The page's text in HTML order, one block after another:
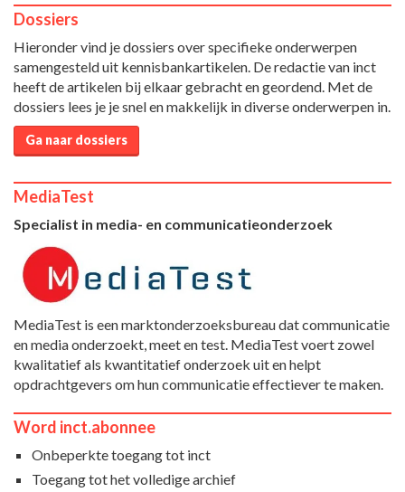
Dossiers
Hieronder vind je dossiers over specifieke onderwerpen
samengesteld uit kennisbankartikelen. De redactie van inct
heeft de artikelen bij elkaar gebracht en geordend. Met de
dossiers lees je je snel en makkelijk in diverse onderwerpen in.
Ga naar dossiers
MediaTest
Specialist in media- en communicatieonderzoek
MediaTest is een marktonderzoeksbureau dat communicatie
en media onderzoekt, meet en test. MediaTest voert zowel
kwalitatief als kwantitatief onderzoek uit en helpt
opdrachtgevers om hun communicatie effectiever te maken.
Word inct.abonnee
Onbeperkte toegang tot inct
Toegang tot het volledige archief